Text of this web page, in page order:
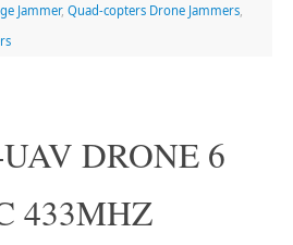
Jammer, Quad-copters Drone Jammers,
DRONE 6
433MHZ